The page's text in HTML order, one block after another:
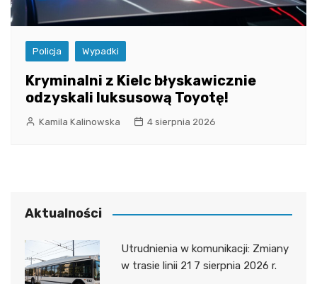
Policja Wypadki
Kryminalni z Kielc błyskawicznie
odzyskali luksusową Toyotę!
Kamila Kalinowska 4 sierpnia 2026
Aktualności
Utrudnienia w komunikacji: Zmiany
w trasie linii 21 7 sierpnia 2026 r.